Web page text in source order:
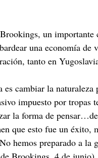
un
una economía de
tanto en
es cambiar la
impuesto por tropas
la forma de
que esto fue un éxito,
hemos preparado a la